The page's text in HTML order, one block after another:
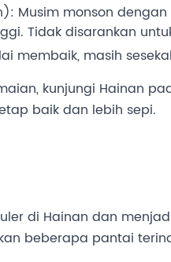
Musim monson
Tidak disarankan
membaik, masih
kunjungi Hainan
baik dan lebih sepi.
di Hainan dan
beberapa pantai